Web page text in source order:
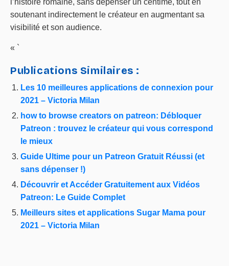
l’histoire romaine, sans dépenser un centime, tout en
soutenant indirectement le créateur en augmentant sa
visibilité et son audience.
« `
Publications Similaires :
Les 10 meilleures applications de connexion pour
2021 – Victoria Milan
how to browse creators on patreon: Débloquer
Patreon : trouvez le créateur qui vous correspond
le mieux
Guide Ultime pour un Patreon Gratuit Réussi (et
sans dépenser !)
Découvrir et Accéder Gratuitement aux Vidéos
Patreon: Le Guide Complet
Meilleurs sites et applications Sugar Mama pour
2021 – Victoria Milan